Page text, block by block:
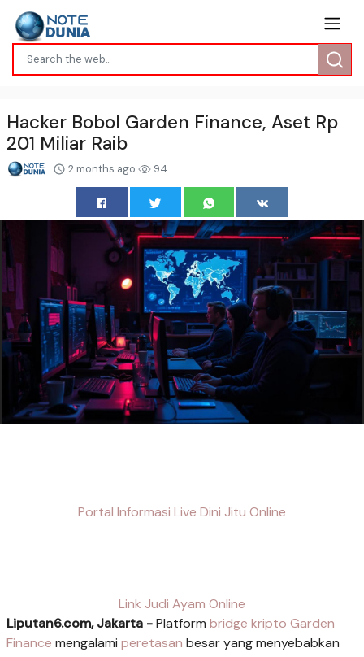
Hacker Bobol Garden Finance, Aset Rp
201 Miliar Raib
2 months ago 94
Portal Informasi Live Dini Jitu Online
Link Judi Ayam Online
Liputan6.com, Jakarta -Platform bridge kripto Garden
Finance mengalami peretasan besar yang menyebabkan